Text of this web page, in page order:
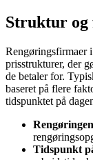
Struktur
Rengøringsfirmaer
prisstrukturer, der
de betaler for.
baseret på flere
tidspunktet på
Tidspunkt